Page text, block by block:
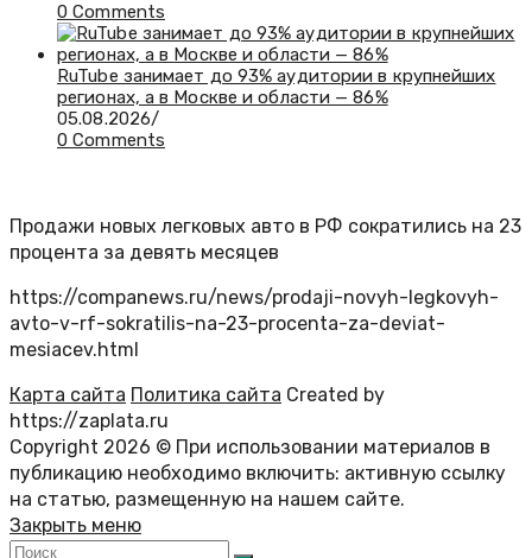
0 Comments
RuTube занимает до 93% аудитории в крупнейших
регионах, а в Москве и области — 86%
05.08.2026/
0 Comments
Продажи новых легковых авто в РФ сократились на 23
процента за девять месяцев
https://companews.ru/news/prodaji-novyh-legkovyh-
avto-v-rf-sokratilis-na-23-procenta-za-deviat-
mesiacev.html
Карта сайта Политика сайта Created by
https://zaplata.ru
Copyright 2026 © При использовании материалов в
публикацию необходимо включить: активную ссылку
на статью, размещенную на нашем сайте.
Закрыть меню